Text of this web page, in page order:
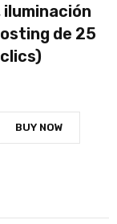
iluminación
de 25
BUY NOW